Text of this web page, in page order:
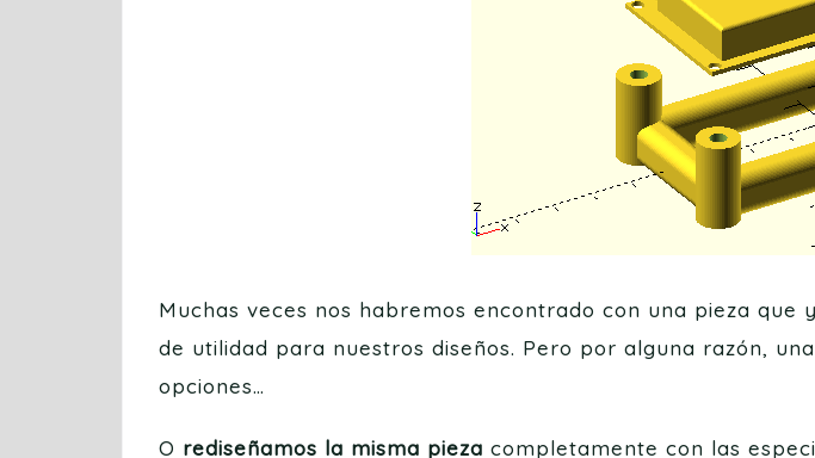
Muchas veces nos habremos encontrado con una pieza
de utilidad para nuestros diseños. Pero por alguna razón,
opciones…
O rediseñamos la misma pieza completamente con las